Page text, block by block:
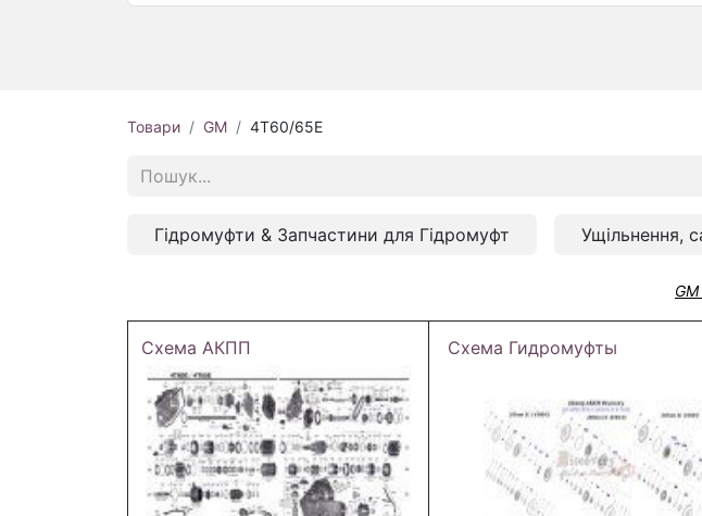
Товари GM 4T60/65E
Гідромуфти & Запчастини для Гідромуфт Ущільнення,
Схема АКПП Схема Гидромуфты